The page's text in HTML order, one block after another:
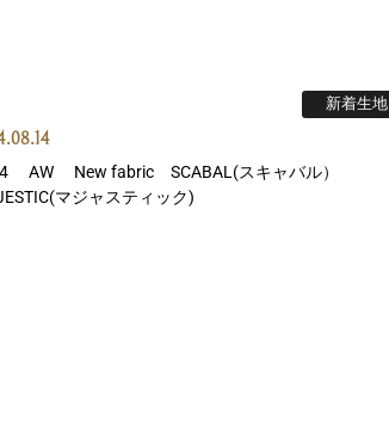
新着生地
AW New fabric SCABAL(スキャバル）
マジャスティック)